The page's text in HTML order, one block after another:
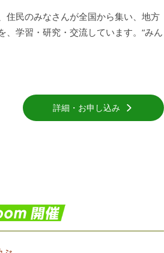
住民のみなさんが全国から集い、地方
学習・研究・交流しています。“みん
詳細・お申し込み